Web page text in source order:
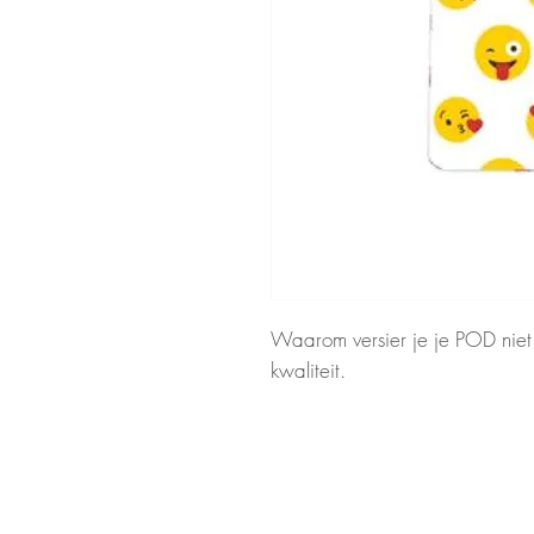
Waarom versier je je POD
kwaliteit.